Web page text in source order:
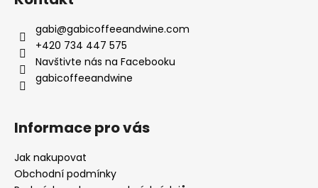
gabi@gabicoffeeandwine.com
+420 734 447 575
Navštivte nás na Facebooku
gabicoffeeandwine
Informace pro vás
Jak nakupovat
Obchodní podmínky